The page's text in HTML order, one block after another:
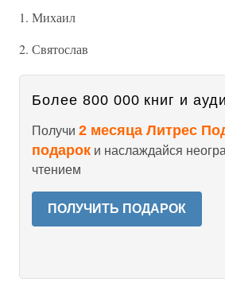
1. Михаил
2. Святослав
Более 800 000 книг и
Получи 2 месяца Литрес
подарок и наслаждайся
чтением
ПОЛУЧИТЬ ПОДАРОК